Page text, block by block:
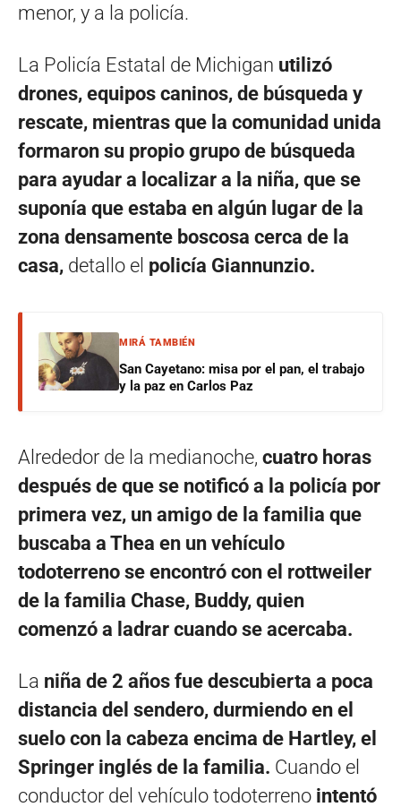
menor, y a la policía.
La Policía Estatal de Michigan utilizó
drones, equipos caninos, de búsqueda y
rescate, mientras que la comunidad unida
formaron su propio grupo de búsqueda
para ayudar a localizar a la niña, que se
suponía que estaba en algún lugar de la
zona densamente boscosa cerca de la
casa, detallo el policía Giannunzio.
MIRÁ TAMBIÉN
San Cayetano: misa por el pan, el trabajo
y la paz en Carlos Paz
Alrededor de la medianoche, cuatro horas
después de que se notificó a la policía por
primera vez, un amigo de la familia que
buscaba a Thea en un vehículo
todoterreno se encontró con el rottweiler
de la familia Chase, Buddy, quien
comenzó a ladrar cuando se acercaba.
La niña de 2 años fue descubierta a poca
distancia del sendero, durmiendo en el
suelo con la cabeza encima de Hartley, el
Springer inglés de la familia. Cuando el
conductor del vehículo todoterreno intentó